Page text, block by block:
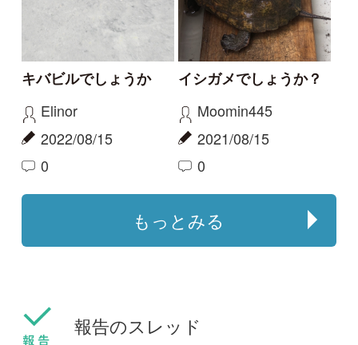
大きく育ちましたね･･･
aw
2022/05/08
屋久島のタヌキ
haru
2022/03/19